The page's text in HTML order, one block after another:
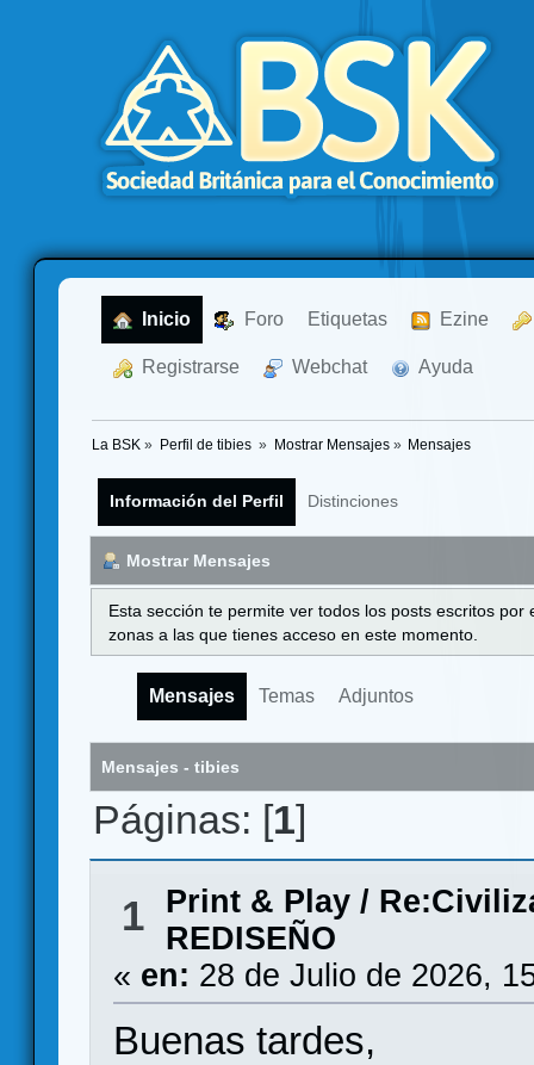
Inicio Foro Etiquetas Ezine
Registrarse Webchat Ayuda
La BSK » Perfil de tibies » Mostrar Mensajes» Mensajes
Información del Perfil Distinciones
Mostrar Mensajes
Esta sección te permite ver todos los posts escritos
zonas a las que tienes acceso en este momento.
Mensajes Temas Adjuntos
Mensajes - tibies
Páginas: [1]
1 Print & Play/
REDISEÑO
« en: 28 de Julio de 2026,
Buenas tardes,